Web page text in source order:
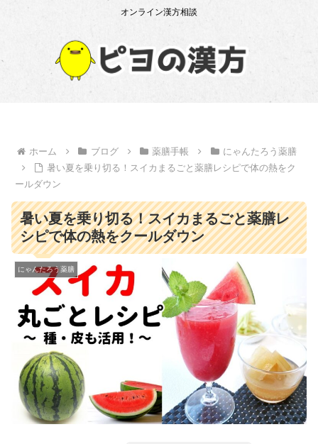
オンライン漢方相談
ホーム ブログ 薬膳手帳
にゃんたろう薬膳
暑い夏を乗り切る！スイカまるごと薬膳レシピで体の熱をク
ールダウン
暑い夏を乗り切る！スイカまるごと薬膳レ
シピで体の熱をクールダウン
にゃんたろう薬膳